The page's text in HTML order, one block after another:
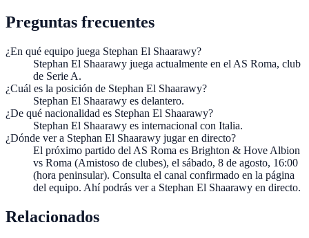
Preguntas frecuentes
¿En qué equipo juega Stephan El Shaarawy?
Stephan El Shaarawy juega actualmente en el AS Roma, club
de Serie A.
¿Cuál es la posición de Stephan El Shaarawy?
Stephan El Shaarawy es delantero.
¿De qué nacionalidad es Stephan El Shaarawy?
Stephan El Shaarawy es internacional con Italia.
¿Dónde ver a Stephan El Shaarawy jugar en directo?
El próximo partido del AS Roma es Brighton & Hove Albion
vs Roma (Amistoso de clubes), el sábado, 8 de agosto, 16:00
(hora peninsular). Consulta el canal confirmado en la página
del equipo. Ahí podrás ver a Stephan El Shaarawy en directo.
Relacionados